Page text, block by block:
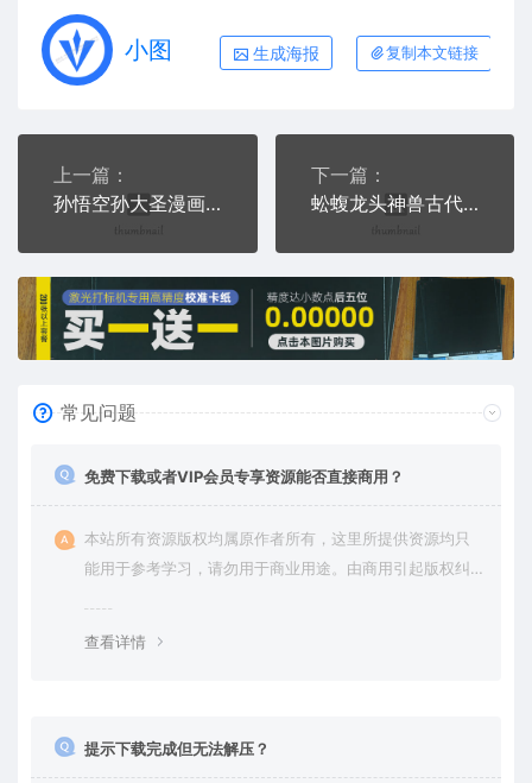
小图 生成海报 复制本文链接
上一篇：
孙悟空孙大圣漫画人物大话西游通用位图激光打标文档
下一篇：
蚣蝮龙头神兽古代神化动物激光打标图位图文档
常见问题
免费下载或者VIP会员专享资源能否直接商用？
本站所有资源版权均属原作者所有，这里所提供资源均只
能用于参考学习，请勿用于商业用途。由商用引起版权纠
查看详情
提示下载完成但无法解压？